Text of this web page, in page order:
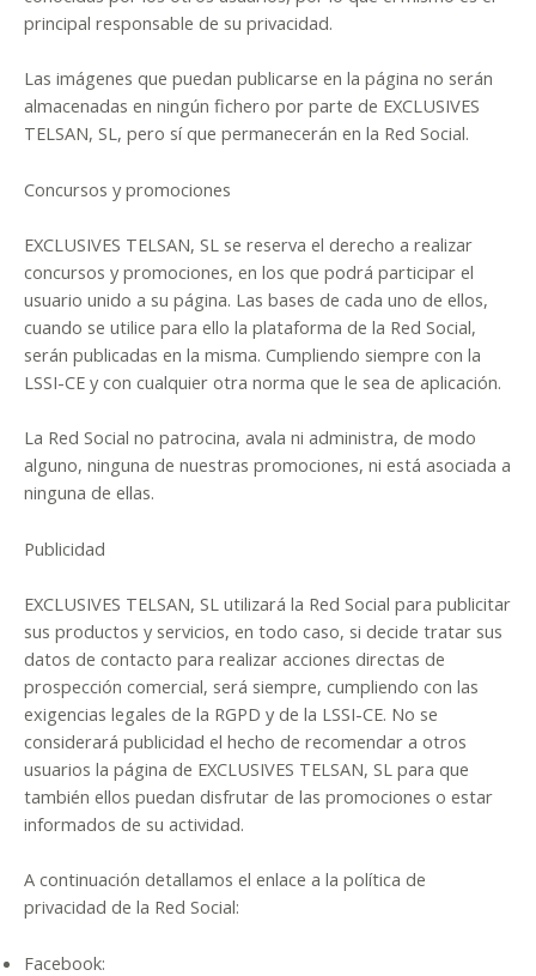
principal responsable de su privacidad.
Las imágenes que puedan publicarse en la página no serán
almacenadas en ningún fichero por parte de EXCLUSIVES
TELSAN, SL, pero sí que permanecerán en la Red Social.
Concursos y promociones
EXCLUSIVES TELSAN, SL se reserva el derecho a realizar
concursos y promociones, en los que podrá participar el
usuario unido a su página. Las bases de cada uno de ellos,
cuando se utilice para ello la plataforma de la Red Social,
serán publicadas en la misma. Cumpliendo siempre con la
LSSI-CE y con cualquier otra norma que le sea de aplicación.
La Red Social no patrocina, avala ni administra, de modo
alguno, ninguna de nuestras promociones, ni está asociada a
ninguna de ellas.
Publicidad
EXCLUSIVES TELSAN, SL utilizará la Red Social para publicitar
sus productos y servicios, en todo caso, si decide tratar sus
datos de contacto para realizar acciones directas de
prospección comercial, será siempre, cumpliendo con las
exigencias legales de la RGPD y de la LSSI-CE. No se
considerará publicidad el hecho de recomendar a otros
usuarios la página de EXCLUSIVES TELSAN, SL para que
también ellos puedan disfrutar de las promociones o estar
informados de su actividad.
A continuación detallamos el enlace a la política de
privacidad de la Red Social:
Facebook: